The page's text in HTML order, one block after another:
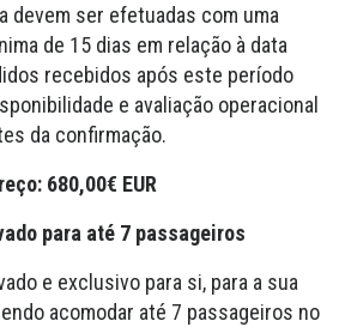
devem ser efetuadas com uma
de 15 dias em relação à data
recebidos após este período
e avaliação operacional
da confirmação.
680,00€ EUR
para até 7 passageiros
e exclusivo para si, para a sua
acomodar até 7 passageiros no